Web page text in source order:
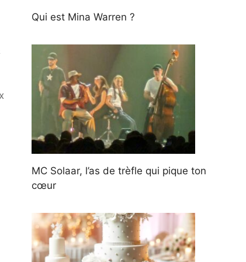
Qui est Mina Warren ?
MC Solaar, l’as de trèfle qui pique ton
cœur